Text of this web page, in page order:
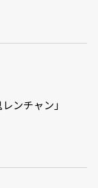
ンチャン」